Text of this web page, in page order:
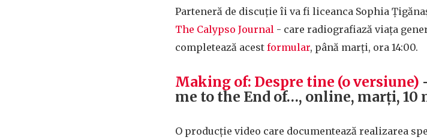
Parteneră de discuție îi va fi liceanca Sophia
The Calypso Journal - care radiografiază viața
completează acest formular, până marți, ora 14:00.
Making of: Despre tine (o versiune)
me to the End of…, online, marți, 10
O producție video care documentează realizarea